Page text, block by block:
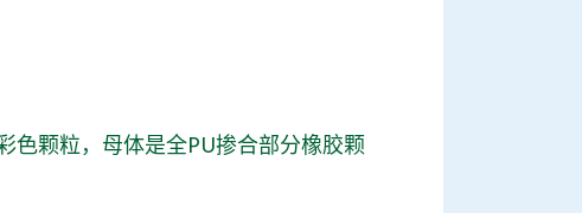
色颗粒，母体是全PU掺合部分橡胶颗